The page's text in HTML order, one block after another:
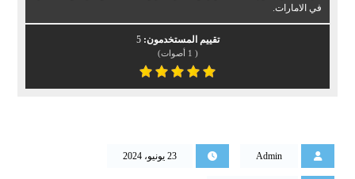
في الامارات.
تقييم المستخدمون:5
(
1 أصوات)
Admin 23 يونيو، 2024